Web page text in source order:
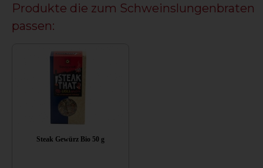
Produkte die zum Schweinslungenbraten
passen:
Steak Gewürz Bio 50 g